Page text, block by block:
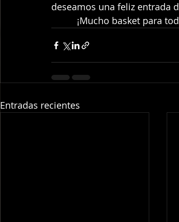
deseamos una feliz entrada
¡Mucho basket para
Entradas recientes